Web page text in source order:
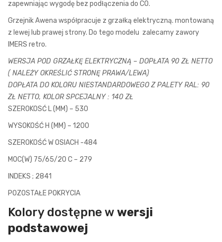
zapewniając wygodę bez podłączenia do CO.
Grzejnik Awena współpracuje z grzałką elektryczną. montowaną
z lewej lub prawej strony. Do tego modelu zalecamy zawory
IMERS retro.
WERSJA POD GRZAŁKĘ ELEKTRYCZNĄ – DOPŁATA 90 ZŁ NETTO
( NALEŻY OKREŚLIĆ STRONĘ PRAWA/LEWA)
DOPŁATA DO KOLORU NIESTANDARDOWEGO Z PALETY RAL: 90
ZŁ NETTO, KOLOR SPCEJALNY : 140 ZŁ
SZEROKOSĆ L (MM) – 530
WYSOKOŚĆ H (MM) – 1200
SZEROKOŚĆ W OSIACH -484
MOC(W) 75/65/20 C – 279
INDEKS ; 2841
POZOSTAŁE POKRYCIA
Kolory dostępne w wersji
podstawowej